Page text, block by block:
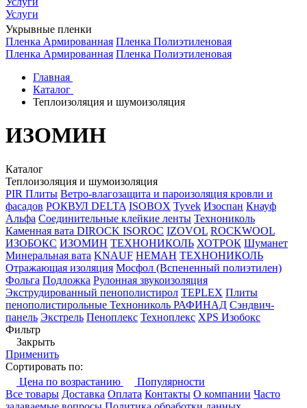
Услуги
Укрывные пленки
Пленка Армированная Пленка Полиэтиленовая
Пленка Армированная Пленка Полиэтиленовая
Главная
Каталог
Теплоизоляция и шумоизоляция
ИЗОМИН
Каталог
Теплоизоляция и шумоизоляция
PIR Плиты Ветро-влагозащита и пароизоляция кровли и
фасадов РОКВУЛ DELTA ISOBOX Tyvek Изоспан Кнауф
Альфа Соединительные клейкие ленты Технониколь
Каменная вата DIROCK ISOROC IZOVOL ROCKWOOL
ИЗОБОКС ИЗОМИН ТЕХНОНИКОЛЬ ХОТРОК Шуманет
Минеральная вата KNAUF НЕМАН ТЕХНОНИКОЛЬ
Отражающая изоляция Мосфол (Вспененный полиэтилен)
Фольга Подложка Рулонная звукоизоляция
Экструдированный пенополистирол TEPLEX Плиты
пенополистирольные Технониколь РАФИНАД Сэндвич-
панель Экстрель Пеноплекс Техноплекс ХPS Изобокс
Фильтр
Закрыть
Применить
Сортировать по:
Цена по возрастанию
Популярности
Все товары Доставка Оплата Контакты О компании Часто